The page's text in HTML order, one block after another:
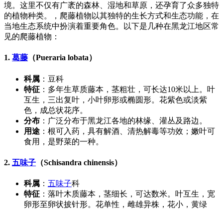
境。这里不仅有广袤的森林、湿地和草原，还孕育了众多独特
的植物种类。，爬藤植物以其独特的生长方式和生态功能，在
当地生态系统中扮演着重要角色。以下是几种在黑龙江地区常
见的爬藤植物：
1. 葛藤 （Pueraria lobata）
科属 ：豆科
特征 ：多年生草质藤本，茎粗壮，可长达10米以上。叶
互生，三出复叶，小叶卵形或椭圆形。花紫色或淡紫
色，成总状花序。
分布 ：广泛分布于黑龙江各地的林缘、灌丛及路边。
用途 ：根可入药，具有解酒、清热解毒等功效；嫩叶可
食用，是野菜的一种。
2. 五味子 （Schisandra chinensis）
科属 ： 五味子科
特征 ：落叶木质藤本，茎细长，可达数米。叶互生，宽
卵形至卵状披针形。花单性，雌雄异株，花小，黄绿